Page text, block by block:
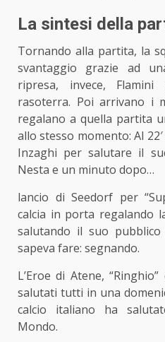
La sintesi della
Tornando alla partita, la
svantaggio grazie ad
ripresa, invece,
rasoterra. Poi arrivano i
regalano a quella partita
allo stesso momento: Al
Inzaghi per salutare il
Nesta e un minuto dopo…
lancio di Seedorf per
calcia in porta regalando
salutando il suo pubblico
sapeva fare: segnando.
L’Eroe di Atene,
salutati tutti in una
calcio italiano ha
Mondo.